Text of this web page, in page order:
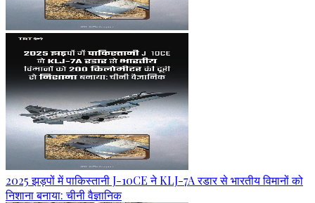
2025 झड़पों में पाकिस्तानी J-10CE ने KLJ-7A रडार से भारतीय विमानों को
निशाना बनाया: चीनी वैज्ञानिक